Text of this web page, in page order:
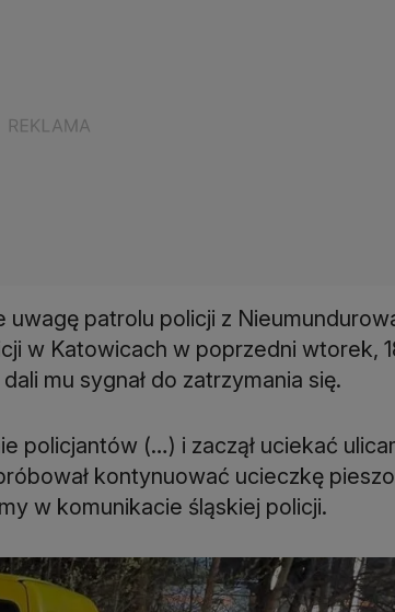
patrolu policji z
w Katowicach w poprzedni wtorek,
mu sygnał do zatrzymania się.
policjantów (…) i zaczął uciekać
kontynuować ucieczkę
w komunikacie śląskiej policji.